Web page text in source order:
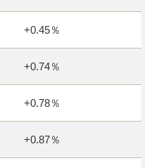
+0.45％
+0.74％
+0.78％
+0.87％